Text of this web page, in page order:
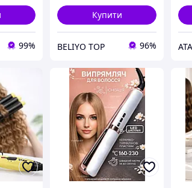
99%
Купити
BELIYO TOP 96%